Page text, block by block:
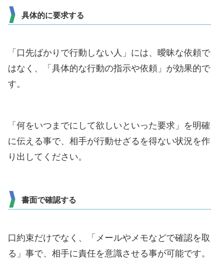
具体的に要求する
「口先ばかりで行動しない人」には、曖昧な依頼で
はなく、「具体的な行動の指示や依頼」が効果的で
す。
「何をいつまでにして欲しいといった要求」を明確
に伝える事で、相手が行動せざるを得ない状況を作
り出してください。
書面で確認する
口約束だけでなく、「メールやメモなどで確認を取
る」事で、相手に責任を意識させる事が可能です。